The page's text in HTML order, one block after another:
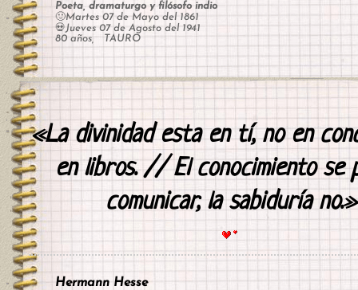
Poeta, dramaturgo y filósofo indio
🙂Martes 07 de Mayo del 1861
💀Jueves 07 de Agosto del 1941
80 años, TAURO
«La divinidad esta en tí, no en
en libros. // El conocimiento se
comunicar, la sabiduría no.»
Hermann Hesse